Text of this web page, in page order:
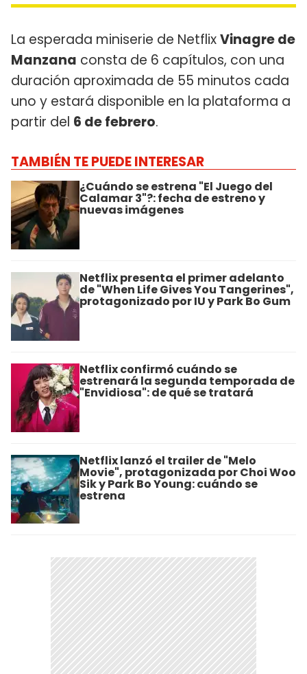
La esperada miniserie de NetflixVinagre de
Manzana consta de 6 capítulos, con una
duración aproximada de 55 minutos cada
uno y estará disponible en la plataforma a
partir del 6 de febrero.
TAMBIÉN TE PUEDE INTERESAR
¿Cuándo se estrena "El Juego del
Calamar 3"?: fecha de estreno y
nuevas imágenes
Netflix presenta el primer adelanto
de "When Life Gives You Tangerines",
protagonizado por IU y Park Bo Gum
Netflix confirmó cuándo se
estrenará la segunda temporada de
"Envidiosa": de qué se tratará
Netflix lanzó el trailer de "Melo
Movie", protagonizada por Choi Woo
Sik y Park Bo Young: cuándo se
estrena